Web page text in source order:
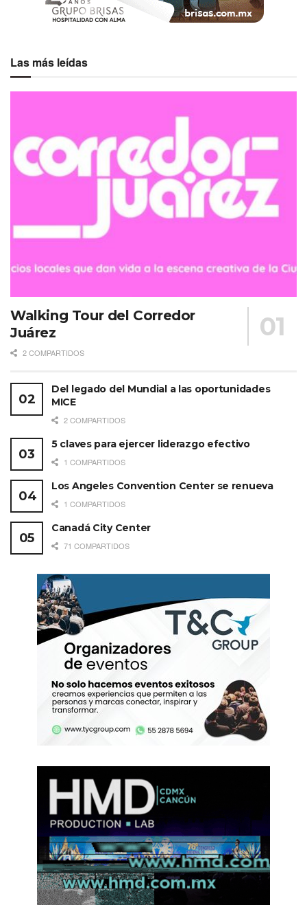
Las más leídas
Walking Tour del Corredor
Juárez
2 COMPARTIDOS
Del legado del Mundial a las oportunidades
MICE
2 COMPARTIDOS
5 claves para ejercer liderazgo efectivo
1 COMPARTIDOS
Los Angeles Convention Center se renueva
1 COMPARTIDOS
Canadá City Center
71 COMPARTIDOS